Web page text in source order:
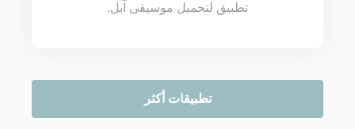
تطبيق لتحميل موسيقى آبل.
تطبيقات أكثر